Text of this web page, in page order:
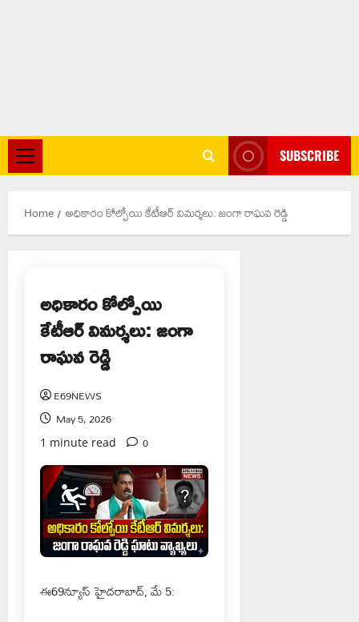
Primary
Menu
SUBSCRIBE
Home అధికారం కోల్పోయి కేటీఆర్ విమర్శలు: జంగా రాఘవ రెడ్డి
అధికారం కోల్పోయి
కేటీఆర్ విమర్శలు: జంగా
రాఘవ రెడ్డి
E69NEWS
May 5, 2026
1 minute read 0
ఈ69న్యూస్ హైదరాబాద్, మే 5: